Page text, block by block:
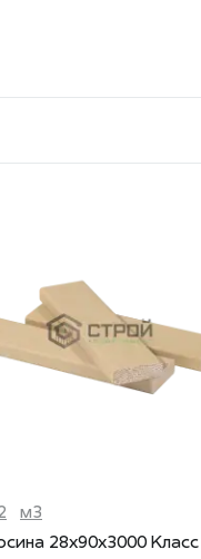
м3
28х90х3000 Класс